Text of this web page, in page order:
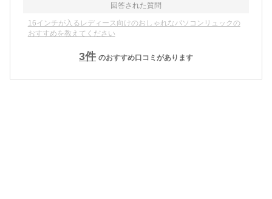
回答された質問
16インチが入るレディース向けのおしゃれなパソコンリュックの
おすすめを教えてください
3件 のおすすめ口コミがあります